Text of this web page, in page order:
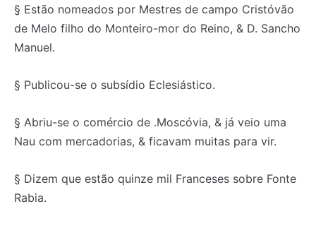
§ Estão nomeados por Mestres de campo Cristóvão
de Melo filho do Monteiro-mor do Reino, & D. Sancho
Manuel.
§ Publicou-se o subsídio Eclesiástico.
§ Abriu-se o comércio de .Moscóvia, & já veio uma
Nau com mercadorias, & ficavam muitas para vir.
§ Dizem que estão quinze mil Franceses sobre Fonte
Rabia.